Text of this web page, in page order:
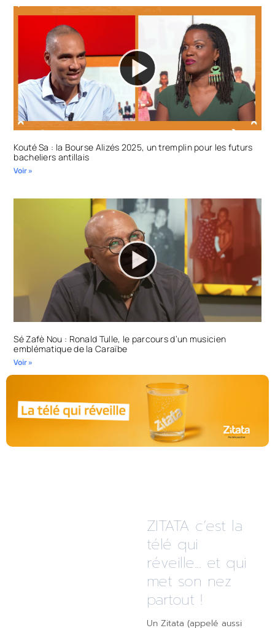
Kouté Sa : la Bourse Alizés 2025, un tremplin pour les futurs
bacheliers antillais
Voir »
Sé Zafè Nou : Ronald Tulle, le parcours d’un musicien
emblématique de la Caraïbe
Voir »
ZITATA c’est la
télé qui
réveille... et qui
met son nez
partout !
Un Zitata (appelé aussi